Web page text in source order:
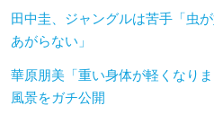
田中圭、ジャングルは苦手「虫
あがらない」
華原朋美「重い身体が軽くなり
風景をガチ公開